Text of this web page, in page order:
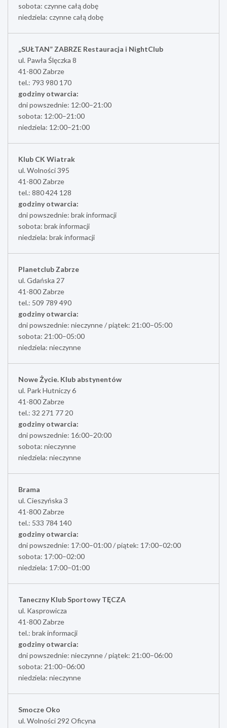
sobota: czynne całą dobę
niedziela: czynne całą dobę
„SUŁTAN” ZABRZE Restauracja i NightClub
ul. Pawła Ślęczka 8
41-800 Zabrze
tel.: 793 980 170
godziny otwarcia:
dni powszednie: 12:00–21:00
sobota: 12:00–21:00
niedziela: 12:00–21:00
Klub CK Wiatrak
ul. Wolności 395
41-800 Zabrze
tel.: 880 424 128
godziny otwarcia:
dni powszednie: brak informacji
sobota: brak informacji
niedziela: brak informacji
Planetclub Zabrze
ul. Gdańska 27
41-800 Zabrze
tel.: 509 789 490
godziny otwarcia:
dni powszednie: nieczynne / piątek: 21:00–05:00
sobota: 21:00–05:00
niedziela: nieczynne
Nowe Życie. Klub abstynentów
ul. Park Hutniczy 6
41-800 Zabrze
tel.: 32 271 77 20
godziny otwarcia:
dni powszednie: 16:00–20:00
sobota: nieczynne
niedziela: nieczynne
Brama
ul. Cieszyńska 3
41-800 Zabrze
tel.: 533 784 140
godziny otwarcia:
dni powszednie: 17:00–01:00 / piątek: 17:00–02:00
sobota: 17:00–02:00
niedziela: 17:00–01:00
Taneczny Klub Sportowy TĘCZA
ul. Kasprowicza
41-800 Zabrze
tel.: brak informacji
godziny otwarcia:
dni powszednie: nieczynne / piątek: 21:00–06:00
sobota: 21:00–06:00
niedziela: nieczynne
Smocze Oko
ul. Wolności 292 Oficyna